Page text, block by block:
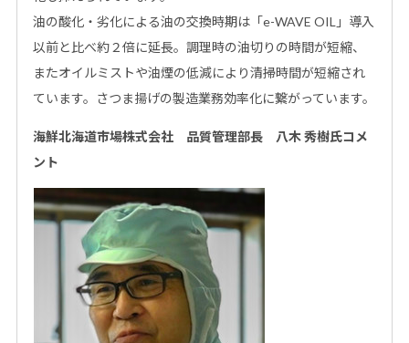
油の酸化・劣化による油の交換時期は「e-WAVE OIL」導入
以前と比べ約２倍に延長。調理時の油切りの時間が短縮、
またオイルミストや油煙の低減により清掃時間が短縮され
ています。さつま揚げの製造業務効率化に繋がっています。
海鮮北海道市場株式会社 品質管理部長 八木秀樹氏コメ
ント